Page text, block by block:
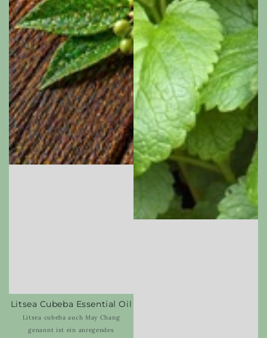
Litsea Cubeba Essential Oil
Litsea cubeba auch May Chang
genannt ist ein anregendes